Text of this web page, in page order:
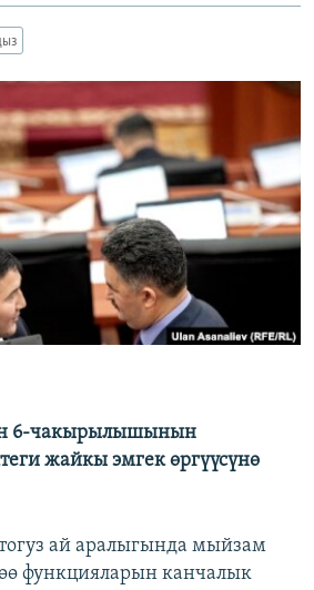
6-чакырылышынын
жайкы эмгек өргүүсүнө
ай аралыгында мыйзам
функцияларын канчалык